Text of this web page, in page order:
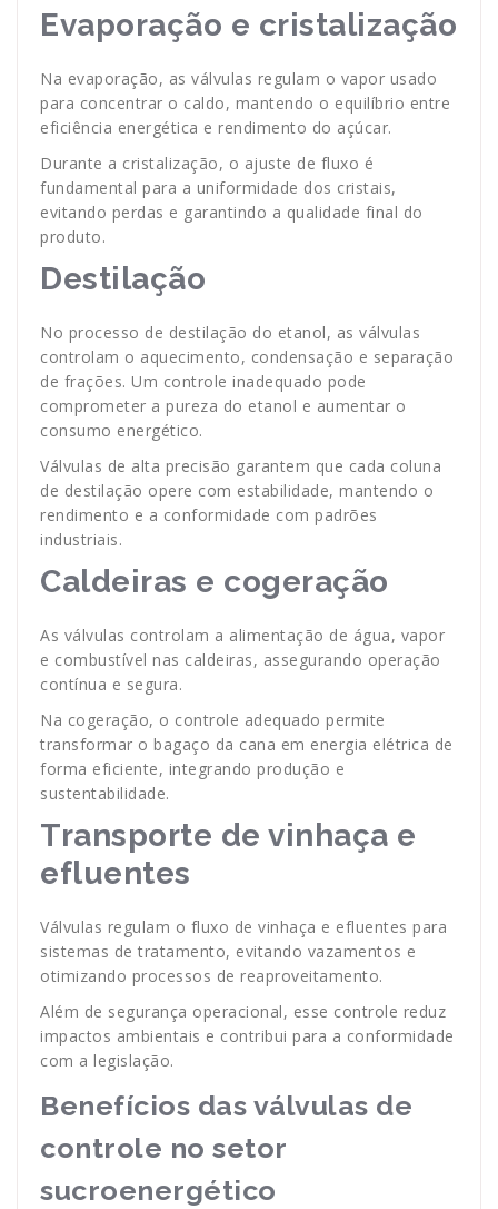
Evaporação e cristalização
Na evaporação, as válvulas regulam o vapor usado
para concentrar o caldo, mantendo o equilíbrio entre
eficiência energética e rendimento do açúcar.
Durante a cristalização, o ajuste de fluxo é
fundamental para a uniformidade dos cristais,
evitando perdas e garantindo a qualidade final do
produto.
Destilação
No processo de destilação do etanol, as válvulas
controlam o aquecimento, condensação e separação
de frações. Um controle inadequado pode
comprometer a pureza do etanol e aumentar o
consumo energético.
Válvulas de alta precisão garantem que cada coluna
de destilação opere com estabilidade, mantendo o
rendimento e a conformidade com padrões
industriais.
Caldeiras e cogeração
As válvulas controlam a alimentação de água, vapor
e combustível nas caldeiras, assegurando operação
contínua e segura.
Na cogeração, o controle adequado permite
transformar o bagaço da cana em energia elétrica de
forma eficiente, integrando produção e
sustentabilidade.
Transporte de vinhaça e
efluentes
Válvulas regulam o fluxo de vinhaça e efluentes para
sistemas de tratamento, evitando vazamentos e
otimizando processos de reaproveitamento.
Além de segurança operacional, esse controle reduz
impactos ambientais e contribui para a conformidade
com a legislação.
Benefícios das válvulas de
controle no setor
sucroenergético